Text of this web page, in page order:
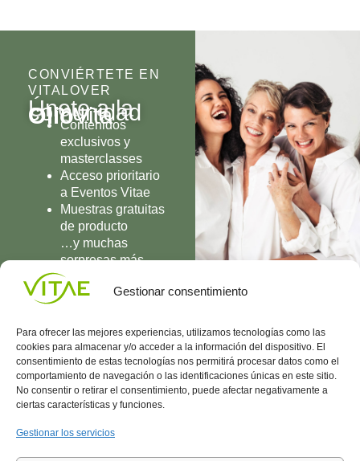
Gestionar consentimiento
Para ofrecer las mejores experiencias, utilizamos tecnologías como las
cookies para almacenar y/o acceder a la información del dispositivo. El
consentimiento de estas tecnologías nos permitirá procesar datos como el
comportamiento de navegación o las identificaciones únicas en este sitio.
No consentir o retirar el consentimiento, puede afectar negativamente a
ciertas características y funciones.
Gestionar los servicios
CONVIÉRTETE EN
VITALOVER
Únete a la
comunidad
OlioVita
Contenidos
exclusivos y
masterclasses
Acceso prioritario
a Eventos Vitae
Muestras gratuitas
de producto
…y muchas
sorpresas más
UNIRME
Conocenos
Vitae
internaciona
l
Política
de
(+34)
935